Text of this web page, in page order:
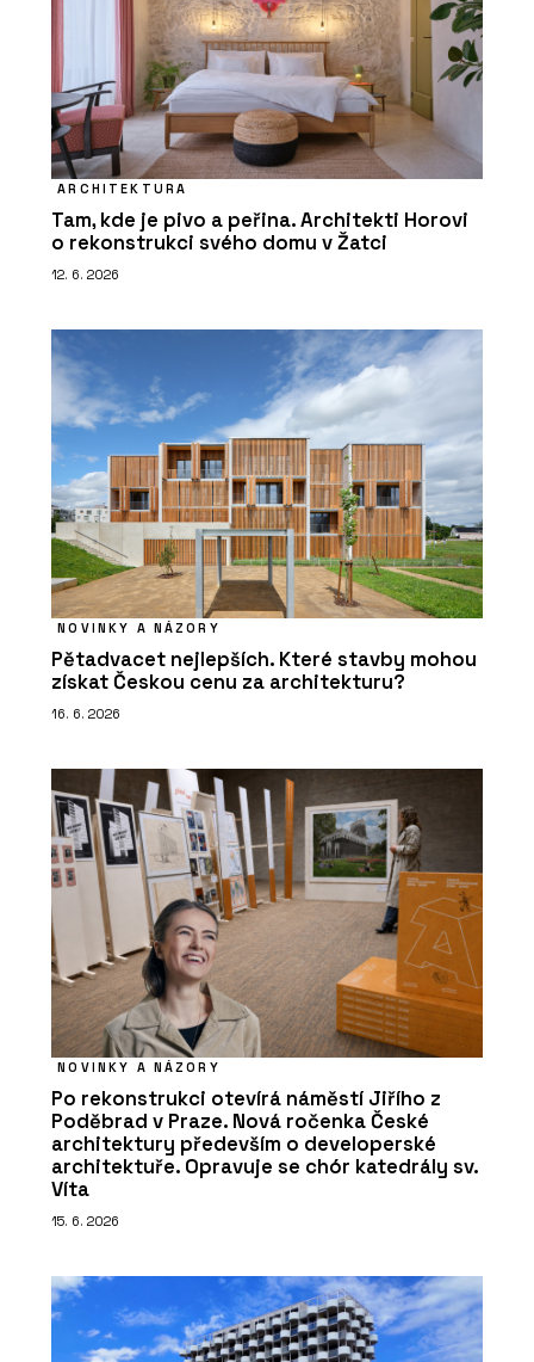
ARCHITEKTURA
Tam, kde je pivo a peřina. Architekti Horovi
o rekonstrukci svého domu v Žatci
12. 6. 2026
NOVINKY A NÁZORY
Pětadvacet nejlepších. Které stavby mohou
získat Českou cenu za architekturu?
16. 6. 2026
NOVINKY A NÁZORY
Po rekonstrukci otevírá náměstí Jiřího z
Poděbrad v Praze. Nová ročenka České
architektury především o developerské
architektuře. Opravuje se chór katedrály sv.
Víta
15. 6. 2026